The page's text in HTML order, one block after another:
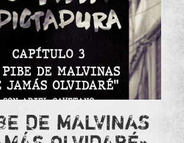
DE MALVINAS